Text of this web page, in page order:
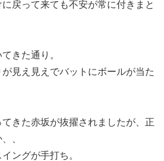
戻って来ても不安が常に付きまと
きた通り。
見え見えでバットにボールが当た
きた赤坂が抜擢されましたが、正
、
ングが手打ち。